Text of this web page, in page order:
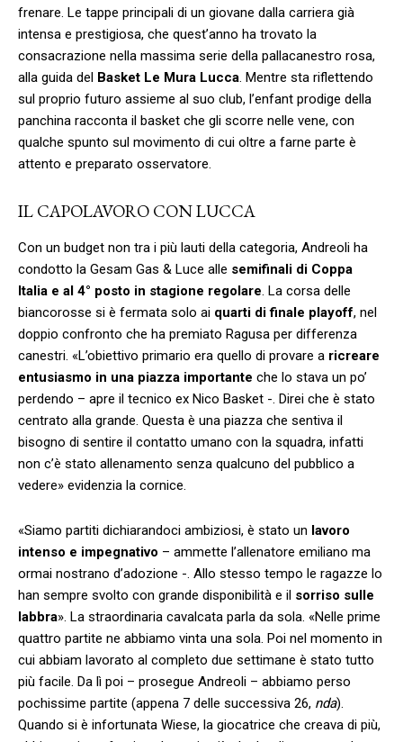
frenare. Le tappe principali di un giovane dalla carriera già
intensa e prestigiosa, che quest’anno ha trovato la
consacrazione nella massima serie della pallacanestro rosa,
alla guida del Basket Le Mura Lucca . Mentre sta riflettendo
sul proprio futuro assieme al suo club, l’enfant prodige della
panchina racconta il basket che gli scorre nelle vene, con
qualche spunto sul movimento di cui oltre a farne parte è
attento e preparato osservatore.
IL CAPOLAVORO CON LUCCA
Con un budget non tra i più lauti della categoria, Andreoli ha
condotto la Gesam Gas & Luce alle semifinali di Coppa
Italia e al 4° posto in stagione regolare . La corsa delle
biancorosse si è fermata solo ai quarti di finale playoff, nel
doppio confronto che ha premiato Ragusa per differenza
canestri. «L’obiettivo primario era quello di provare a ricreare
entusiasmo in una piazza importante che lo stava un po’
perdendo – apre il tecnico ex Nico Basket -. Direi che è stato
centrato alla grande. Questa è una piazza che sentiva il
bisogno di sentire il contatto umano con la squadra, infatti
non c’è stato allenamento senza qualcuno del pubblico a
vedere» evidenzia la cornice.
«Siamo partiti dichiarandoci ambiziosi, è stato un lavoro
intenso e impegnativo – ammette l’allenatore emiliano ma
ormai nostrano d’adozione -. Allo stesso tempo le ragazze lo
han sempre svolto con grande disponibilità e il sorriso sulle
labbra». La straordinaria cavalcata parla da sola. «Nelle prime
quattro partite ne abbiamo vinta una sola. Poi nel momento in
cui abbiam lavorato al completo due settimane è stato tutto
più facile. Da lì poi – prosegue Andreoli – abbiamo perso
pochissime partite (appena 7 delle successiva 26, nda).
Quando si è infortunata Wiese, la giocatrice che creava di più,